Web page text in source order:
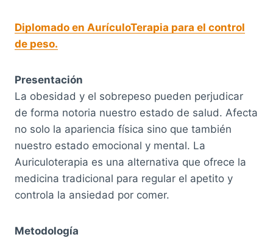
Diplomado en AurículoTerapia para el control
de peso.
Presentación
La obesidad y el sobrepeso pueden perjudicar
de forma notoria nuestro estado de salud. Afecta
no solo la apariencia física sino que también
nuestro estado emocional y mental. La
Auriculoterapia es una alternativa que ofrece la
medicina tradicional para regular el apetito y
controla la ansiedad por comer.
Metodología